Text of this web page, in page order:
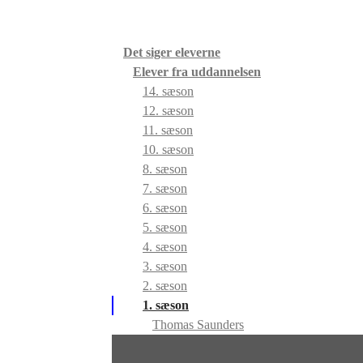
Det siger eleverne
Elever fra uddannelsen
14. sæson
12. sæson
11. sæson
10. sæson
8. sæson
7. sæson
6. sæson
5. sæson
4. sæson
3. sæson
2. sæson
1. sæson
Thomas Saunders